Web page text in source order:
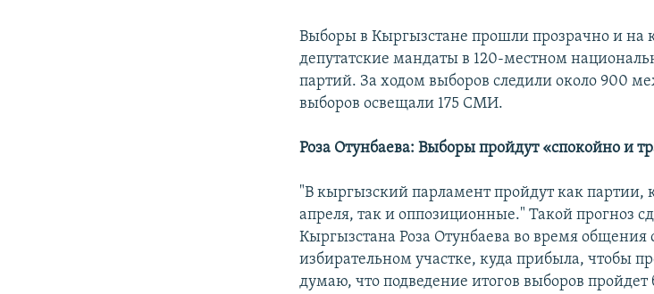
Выборы в Кыргызстане прошли прозрачно и на
депутатские мандаты в 120-местном
партий. За ходом выборов следили около 900
выборов освещали 175 СМИ.
Роза Отунбаева: Выборы пройдут «спокойно и
"В кыргызский парламент пройдут как партии,
апреля, так и оппозиционные." Такой прогноз
Кыргызстана Роза Отунбаева во время
избирательном участке, куда прибыла, чтобы
думаю, что подведение итогов выборов пройдет